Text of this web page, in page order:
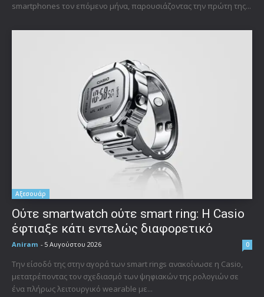
smartphones τον επόμενο μήνα, παρουσιάζοντας την πρώτη της...
Αξεσουάρ
Ούτε smartwatch ούτε smart ring: Η Casio
έφτιαξε κάτι εντελώς διαφορετικό
Aniram - 5 Αυγούστου 2026 0
Την είσοδό της στην αγορά των smart rings ανακοίνωσε η Casio,
μετατρέποντας τον σχεδιασμό των ψηφιακών της ρολογιών σε
ένα πλήρως λειτουργικό wearable με...